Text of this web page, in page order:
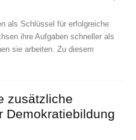
als Schlüssel für erfolgreiche
ihre Aufgaben schneller als
sie arbeiten. Zu diesem
zusätzliche
Demokratiebildung